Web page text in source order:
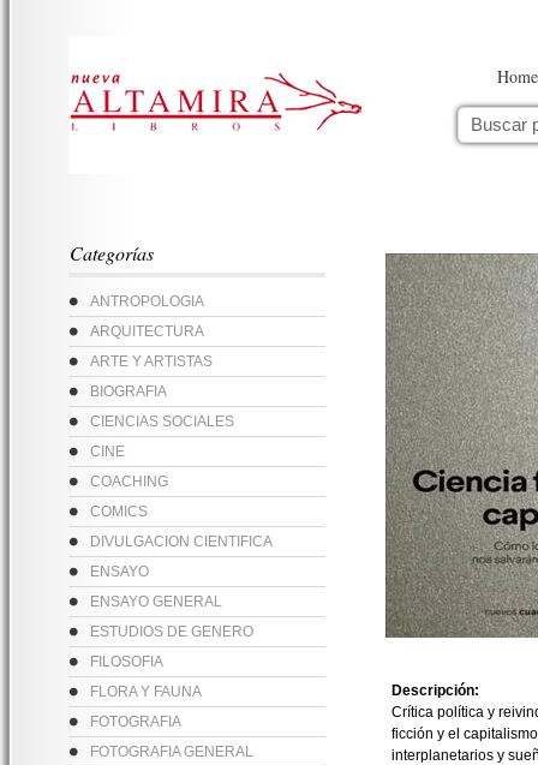
Home
Categorías
ANTROPOLOGIA
ARQUITECTURA
ARTE Y ARTISTAS
BIOGRAFIA
CIENCIAS SOCIALES
CINE
COACHING
COMICS
DIVULGACION CIENTIFICA
ENSAYO
ENSAYO GENERAL
ESTUDIOS DE GENERO
FILOSOFIA
FLORA Y FAUNA
FOTOGRAFIA
FOTOGRAFIA GENERAL
Descripción:
Crítica política y
ficción y el
interplanetarios y